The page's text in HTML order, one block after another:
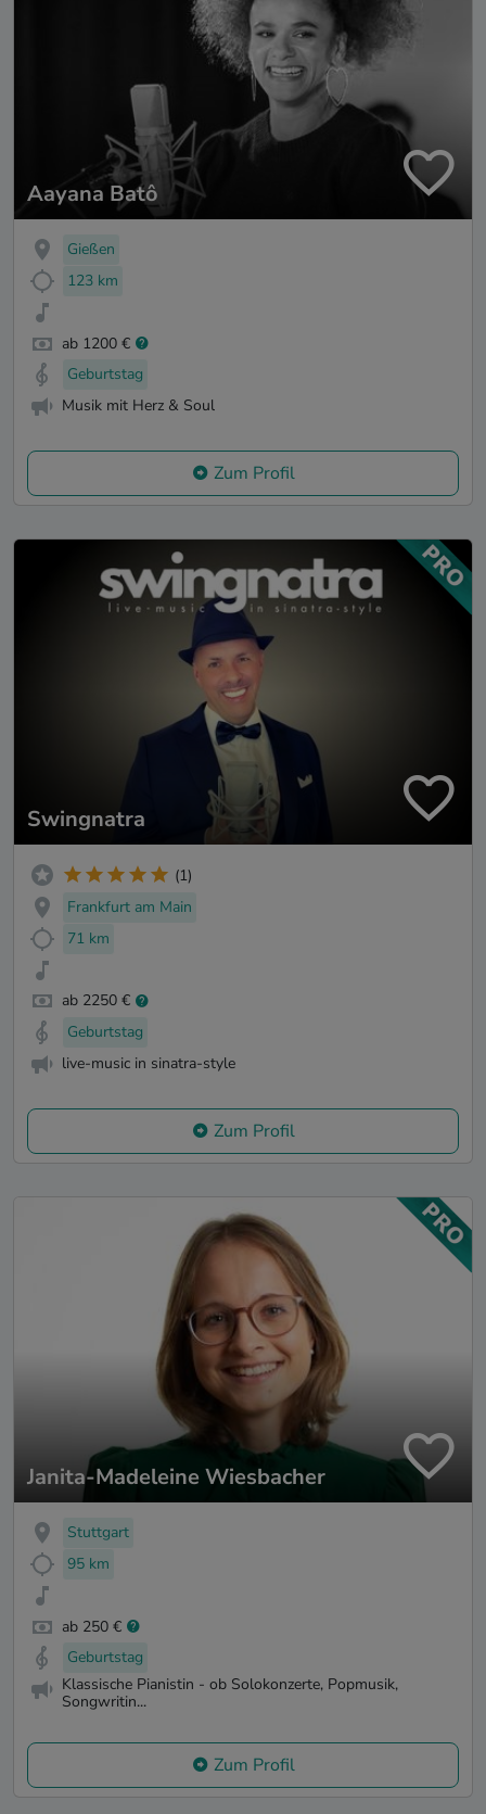
Aayana Batô
Gießen
123 km
ab 1200 €
Geburtstag
Musik mit Herz & Soul
Zum Profil
Swingnatra
(1)
Frankfurt am Main
71 km
ab 2250 €
Geburtstag
live-music in sinatra-style
Zum Profil
Janita-Madeleine Wiesbacher
Stuttgart
95 km
ab 250 €
Geburtstag
Klassische Pianistin - ob Solokonzerte, Popmusik,
Songwritin...
Zum Profil